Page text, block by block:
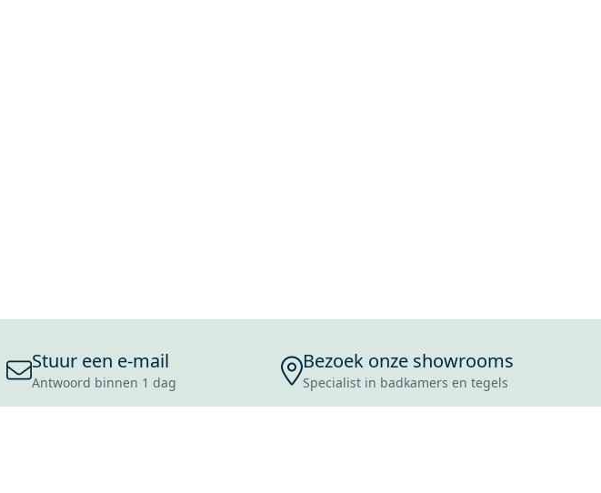
Stuur een e-mail
Antwoord binnen 1 dag
Bezoek onze showrooms
Specialist in badkamers en tegels